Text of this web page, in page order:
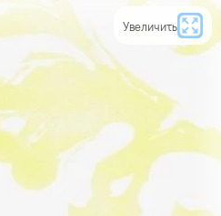
Увеличить